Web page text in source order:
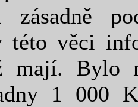
zásadně
této věci
mají. Bylo
1 000